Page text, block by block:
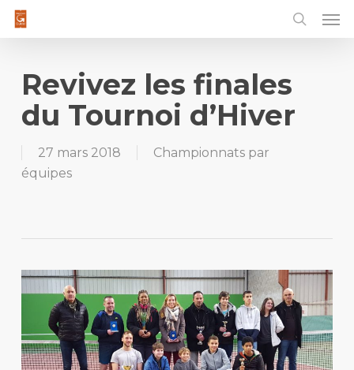
Skip
contentRevivez les finales
du Tournoi d’Hiver
27 mars 2018
Championnats par
équipes